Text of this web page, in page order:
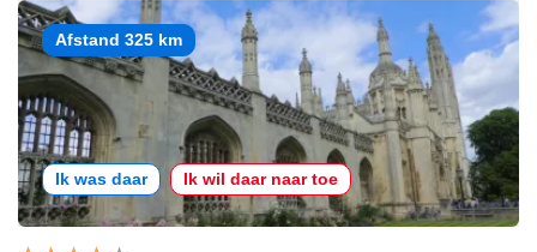
Afstand 325 km
Ik was daar Ik wil daar naar toe